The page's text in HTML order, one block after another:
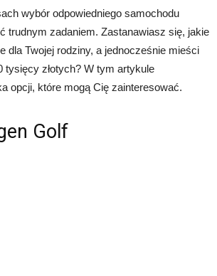
wybór odpowiedniego samochodu
trudnym zadaniem. Zastanawiasz się, jakie
dla Twojej rodziny, a jednocześnie mieści
tysięcy złotych? W tym artykule
opcji, które mogą Cię zainteresować.
Golf